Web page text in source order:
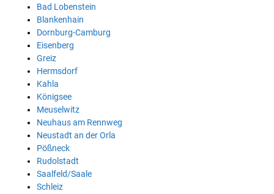
Bad Lobenstein
Blankenhain
Dornburg-Camburg
Eisenberg
Greiz
Hermsdorf
Kahla
Königsee
Meuselwitz
Neuhaus am Rennweg
Neustadt an der Orla
Pößneck
Rudolstadt
Saalfeld/Saale
Schleiz